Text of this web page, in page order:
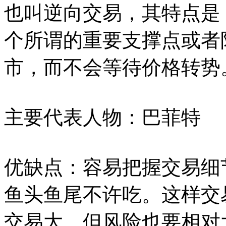
也叫逆向交易，其特点
个所谓的重要支撑点或
市，而不会等待价格转势
主要代表人物：巴菲特
优缺点：容易把握交易
鱼头鱼尾不许吃。这样
交易大，但风险也要相